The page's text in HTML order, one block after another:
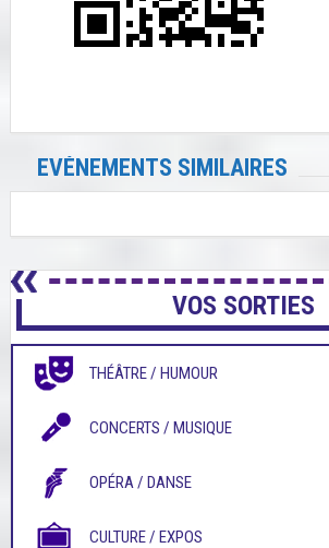
EVÉNEMENTS SIMILAIRES
VOS SORTIES
THÉÂTRE / HUMOUR
CONCERTS / MUSIQUE
OPÉRA / DANSE
CULTURE / EXPOS